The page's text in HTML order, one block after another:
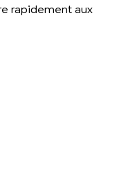
rapidement aux